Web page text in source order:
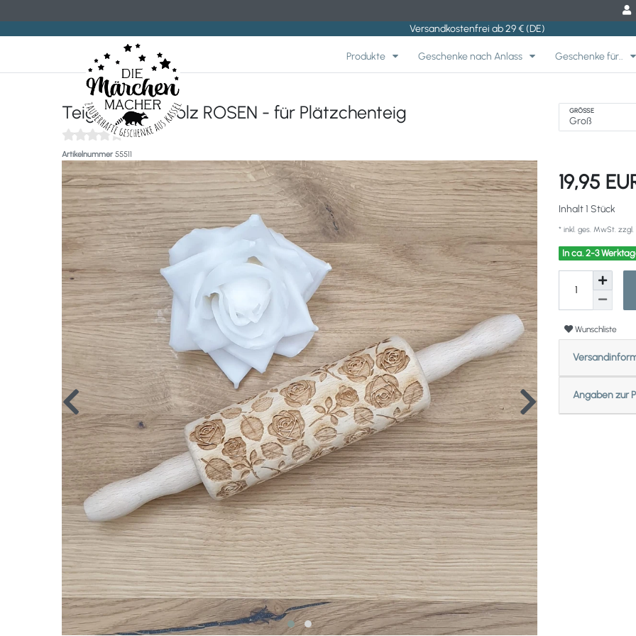
Versandkostenfrei ab 29 € (DE)
Produkte Geschenke nach Anlass Geschenke für..
Teigrolle aus Holz ROSEN - für Plätzchenteig
(0)
Artikelnummer 55511
GRÖSSE
19,95
Inhalt1 Stück
* inkl. ges. MwSt. zzgl.
In ca. 2-3
Wunschliste
Angaben zur